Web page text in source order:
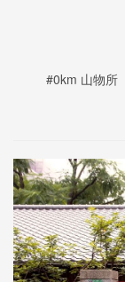
#0km 山物所